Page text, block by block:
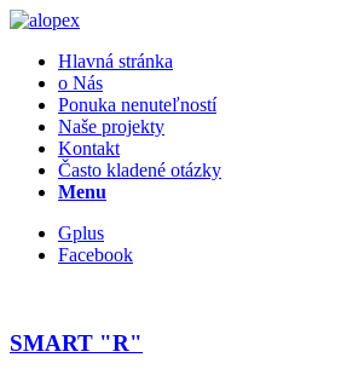
Hlavná stránka
o Nás
Ponuka nenuteľností
Naše projekty
Kontakt
Často kladené otázky
Menu
Gplus
Facebook
SMART "R"